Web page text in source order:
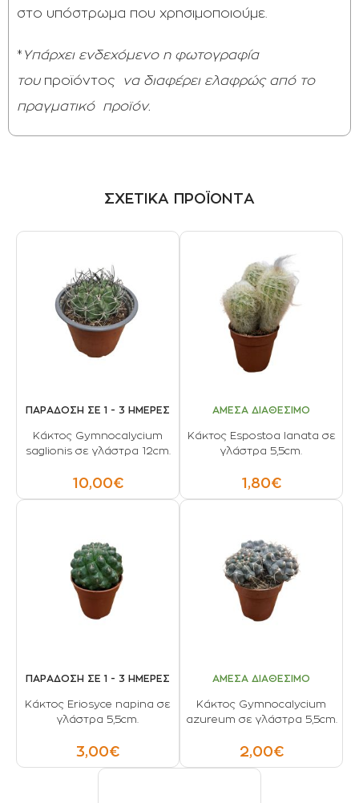
στο υπόστρωμα που χρησιμοποιούμε.
* Υπάρχει ενδεχόμενο η φωτογραφία
του προϊόντος
να διαφέρει ελαφρώς από το
πραγματικό
προϊόν.
ΣΧΕΤΙΚΑ ΠΡΟΪΟΝΤΑ
ΠΑΡΑΔΟΣΗ ΣΕ 1 - 3 ΗΜΕΡΕΣ
Κάκτος Gymnocalycium
saglionis σε γλάστρα 12cm.
10,00€
ΑΜΕΣΑ ΔΙΑΘΕΣΙΜΟ
Κάκτος Espostoa lanata σε
γλάστρα 5,5cm.
1,80€
ΠΑΡΑΔΟΣΗ ΣΕ 1 - 3 ΗΜΕΡΕΣ
Κάκτος Eriosyce napina σε
γλάστρα 5,5cm.
3,00€
ΑΜΕΣΑ ΔΙΑΘΕΣΙΜΟ
Κάκτος Gymnocalycium
azureum σε γλάστρα 5,5cm.
2,00€